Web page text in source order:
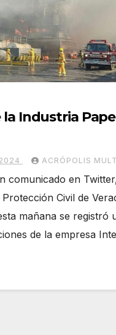
la Industria
ACRÓPOLIS
comunicado en
Civil de
mañana se registró
de la empresa